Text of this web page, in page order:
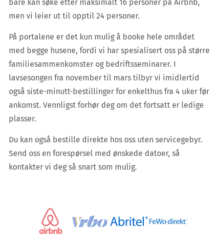
bare kan søke etter maksimalt 16 personer på Airbnb,
men vi leier ut til opptil 24 personer.
På portalene er det kun mulig å booke hele området
med begge husene, fordi vi har spesialisert oss på større
familiesammenkomster og bedriftsseminarer. I
lavsesongen fra november til mars tilbyr vi imidlertid
også siste-minutt-bestillinger for enkelthus fra 4 uker før
ankomst. Vennligst forhør deg om det fortsatt er ledige
plasser.
Du kan også bestille direkte hos oss uten servicegebyr.
Send oss en forespørsel med ønskede datoer, så
kontakter vi deg så snart som mulig.